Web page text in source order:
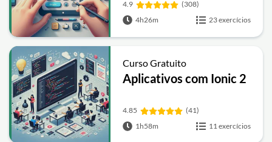
4.9
(308)
4h26m
23 exercícios
Curso Gratuito
Aplicativos com Ionic 2
4.85
(41)
1h58m
11 exercícios